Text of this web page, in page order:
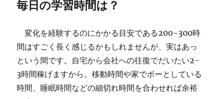
毎日の学習時間は？
変化を経験するのにかかる目安である200~300時
間はすごく長く感じるかもしれませんが、実はあっ
という間です。自宅から会社への往復でだいたい2-
3時間稼げますから。移動時間や家でボーとしている
時間、睡眠時間などの細切れ時間を合わせれば余裕